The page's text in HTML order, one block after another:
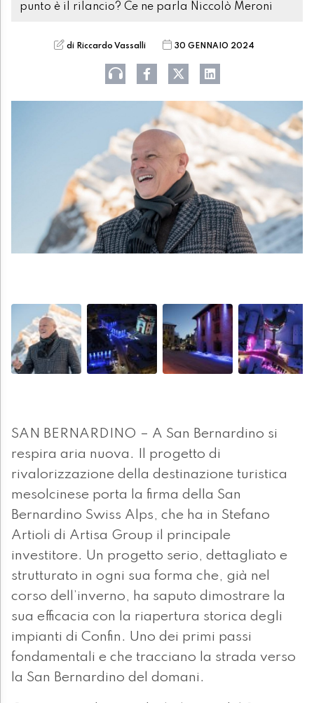
punto è il rilancio? Ce ne parla Niccolò Meroni
di Riccardo Vassalli 30 GENNAIO 2024
SAN BERNARDINO – A San Bernardino si
respira aria nuova. Il progetto di
rivalorizzazione della destinazione turistica
mesolcinese porta la firma della San
Bernardino Swiss Alps, che ha in Stefano
Artioli di Artisa Group il principale
investitore. Un progetto serio, dettagliato e
strutturato in ogni sua forma che, già nel
corso dell’inverno, ha saputo dimostrare la
sua efficacia con la riapertura storica degli
impianti di Confin. Uno dei primi passi
fondamentali e che tracciano la strada verso
la San Bernardino del domani.